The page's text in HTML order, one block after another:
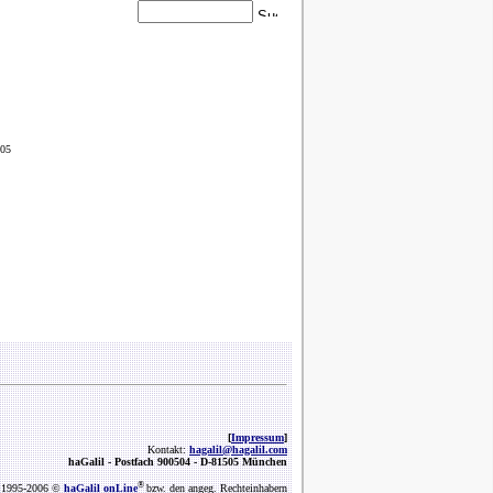
[Impressum]
Kontakt:hagalil@hagalil.com
haGalil -Postfach 900504 - D-81505 München
1995-2006 ©haGalil onLine®bzw. den angeg. Rechteinhabern